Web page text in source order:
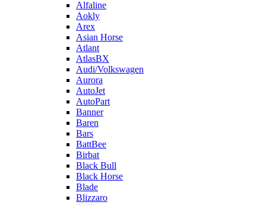
Alfaline
Aokly
Arex
Asian Horse
Atlant
AtlasBX
Audi/Volkswagen
Aurora
AutoJet
AutoPart
Banner
Baren
Bars
BattBee
Birbat
Black Bull
Black Horse
Blade
Blizzaro